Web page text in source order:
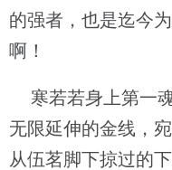
的强者，也是迄今
啊！
寒若若身上第一
无限延伸的金线，
从伍茗脚下掠过的